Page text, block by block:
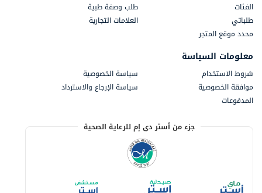
الفئات
طلب وصفة طبية
طلباتي
العلامات التجارية
محدد موقع المتجر
معلومات السياسة
شروط الاستخدام
سياسة الخصوصية
موافقة الخصوصية
سياسة الإرجاع والاسترداد
المدفوعات
جزء من أستر دي إم للرعاية الصحية